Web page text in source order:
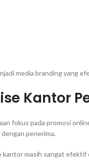
media branding yang
Kantor
fokus pada promosi
penerima.
masih sangat